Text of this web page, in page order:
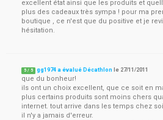
excellent état ainsi que les produits et
plus des cadeaux très sympa ! pour ma
boutique , ce n'est que du positive et je
hésitation.
5 / 5 gg1974 a évalué Décathlon le 27/11/2011
que du bonheur!
ils ont un choix excellent, que ce soit en
plus certains produits sont moins chers
internet. tout arrive dans les temps chez
il n'y a jamais d'erreur.